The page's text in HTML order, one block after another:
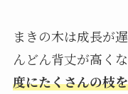
まきの木は成長が
んどん背丈が高く
度にたくさんの枝